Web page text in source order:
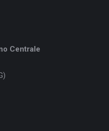
Centrale